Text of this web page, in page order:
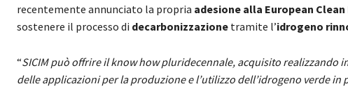
recentemente annunciato la propria adesione alla European
sostenere il processo di decarbonizzazione tramite l’idrogeno
“SICIM può offrire il know how pluridecennale, acquisito
delle applicazioni per la produzione e l’utilizzo dell’idrogeno verde in